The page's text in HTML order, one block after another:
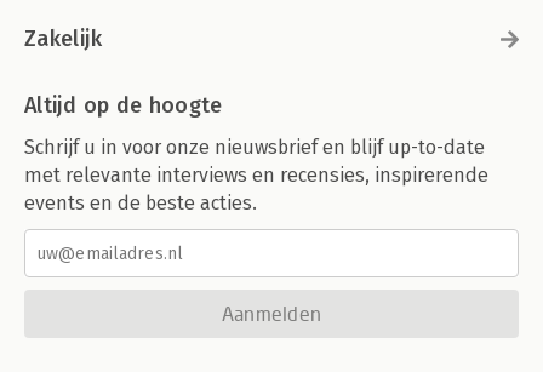
Zakelijk
Altijd op de hoogte
Schrijf u in voor onze nieuwsbrief en blijf up-to-date
met relevante interviews en recensies, inspirerende
events en de beste acties.
Aanmelden